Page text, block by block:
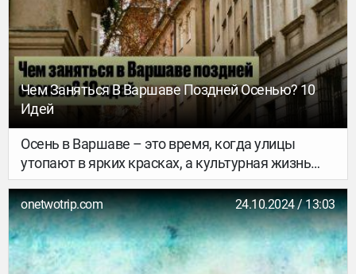
Чем Заняться В Варшаве Поздней Осенью? 10
Идей
Осень в Варшаве – это время, когда улицы
утопают в ярких красках, а культурная жизнь
начинает бурлить с новой силой. Это идеальный
период для прогулок по паркам, изучения еще не
изученных мест и погружения в насыщенные
программы многочисленных музеев, театров и
дворцов. Рассказываем, чем заняться в
onetwotrip.com 24.10.2024 / 13:03